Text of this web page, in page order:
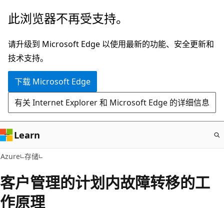
跳
主
要
内
此浏览器不再受支持。
请升级到 Microsoft Edge 以使用最新的功能、安全更新和
技术支持。
下载 Microsoft Edge
有关 Internet Explorer 和 Microsoft Edge 的详细信息
Learn
Azure 存储
客户管理的计划内故障转移的工
作原理